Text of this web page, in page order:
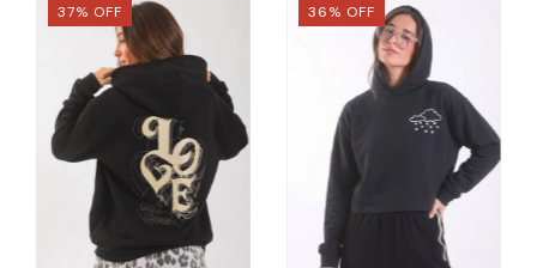
37% OFF 36% OFF